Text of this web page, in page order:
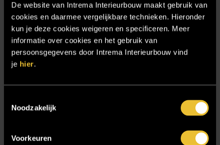
De website van Intrema Interieurbouw maakt gebruik van
cookies en daarmee vergelijkbare technieken. Hieronder
kun je deze cookies weigeren en specificeren. Meer
informatie over cookies en het gebruik van
persoonsgegevens door Intrema Interieurbouw vind
je hier.
Noodzakelijk
Voorkeuren
Referenties
Samenwerken
Sensire
Showroom
SIDN